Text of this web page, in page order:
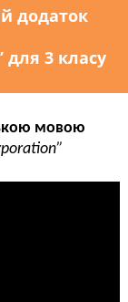
додаток
для 3 класу
мовою